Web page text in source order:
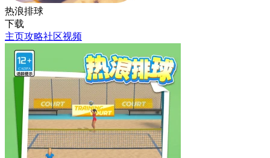
热浪排球
下载
主页攻略社区视频